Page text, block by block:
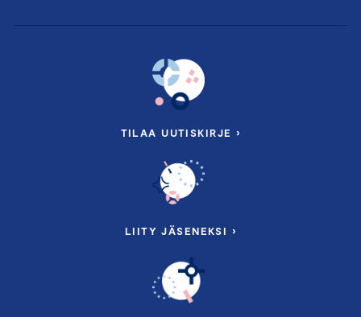
TILAA UUTISKIRJE ›
LIITY JÄSENEKSI ›